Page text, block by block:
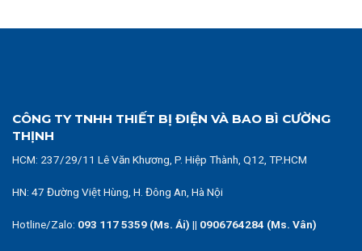
CÔNG TY TNHH THIẾT BỊ ĐIỆN VÀ BAO BÌ CƯỜNG
THỊNH
HCM: 237/29/11 Lê Văn Khương, P. Hiệp Thành, Q12, TP.HCM
HN: 47 Đường Việt Hùng, H. Đông An, Hà Nội
Hotline/Zalo: 093 117 5359 (Ms. Ái) || 0906764284 (Ms. Vân)